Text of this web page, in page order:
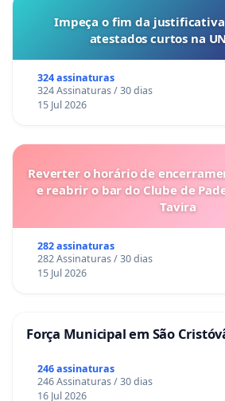
Impeça o fim da
atestados curtos na
324 assinaturas
324 Assinaturas / 30 dias
15 Jul 2026
Reverter o horário de
e reabrir o bar do Clube de
Tavira
282 assinaturas
282 Assinaturas / 30 dias
15 Jul 2026
Força Municipal em São
246 assinaturas
246 Assinaturas / 30 dias
16 Jul 2026